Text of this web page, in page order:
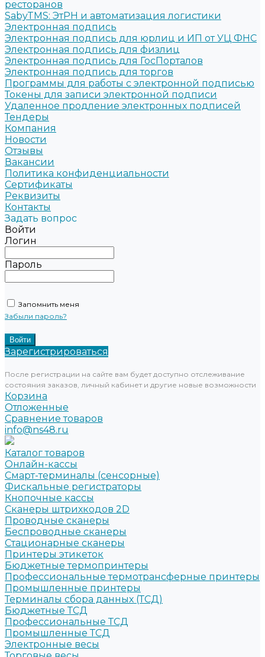
ресторанов
SabyTMS: ЭтРН и автоматизация логистики
Электронная подпись
Электронная подпись для юрлиц и ИП от УЦ ФНС
Электронная подпись для физлиц
Электронная подпись для ГосПорталов
Электронная подпись для торгов
Программы для работы с электронной подписью
Токены для записи электронной подписи
Удаленное продление электронных подписей
Тендеры
Компания
Новости
Отзывы
Вакансии
Политика конфиденциальности
Сертификаты
Реквизиты
Контакты
Задать вопрос
Войти
Логин
Пароль
Запомнить меня
Забыли пароль?
Зарегистрироваться
После регистрации на сайте вам будет доступно отслеживание
состояния заказов, личный кабинет и другие новые возможности
Корзина
Отложенные
Сравнение товаров
info@ns48.ru
Каталог товаров
Онлайн-кассы
Смарт-терминалы (сенсорные)
Фискальные регистраторы
Кнопочные кассы
Сканеры штрихкодов 2D
Проводные сканеры
Беспроводные сканеры
Стационарные сканеры
Принтеры этикеток
Бюджетные термопринтеры
Профессиональные термотрансферные принтеры
Промышленные принтеры
Терминалы сбора данных (ТСД)
Бюджетные ТСД
Профессиональные ТСД
Промышленные ТСД
Электронные весы